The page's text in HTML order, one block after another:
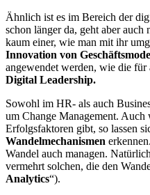
Ähnlich ist es im Bereich der
schon länger da, geht aber
kaum einer, wie man mit ihr
Innovation von
angewendet werden, wie die für
Digital Leadership.
Sowohl im HR- als auch
um Change Management. Auch
Erfolgsfaktoren gibt, so lassen
Wandelmechanismen
Wandel auch managen.
vermehrt solchen, die den
Analytics“).